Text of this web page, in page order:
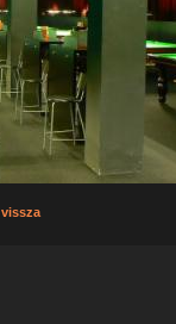
vissza